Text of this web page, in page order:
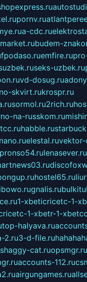
pornv.ru
a-cdc.ru
budem-
fpodaso.ruemfire.ru
seks-uzbek.ru
vd-dosug.ru
skvirt.rukrospr.ru
sormol.ru2rich.ru
na-russkom.ru
habble.ru
elestal.ruvektor-
pronso54.rulenasever.ru
hostel65.ru
gnalis.ru
1-xbeticricetc-1-
1-xbetr-1-
top-halyava.ru
2.ru3-d-file.ru
shaggy-cat.ruopsmgr.ru
accounts-112.ru
airgungames.ru